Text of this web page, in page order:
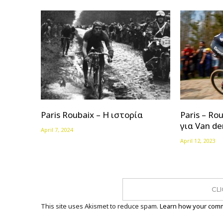
Paris Roubaix – Η ιστορία
April 7, 2024
Paris –
για Van
April 12, 2023
This site uses Akismet to reduce spam. Learn how your